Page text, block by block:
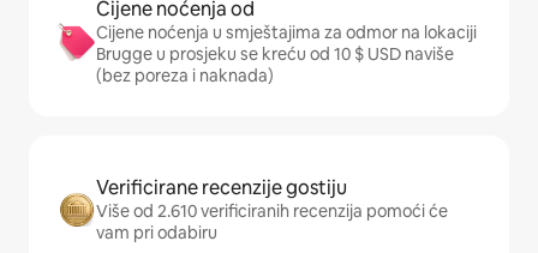
Cijene noćenja od
Cijene noćenja u smještajima za odmor na lokaciji
Brugge u prosjeku se kreću od 10 $ USD naviše
(bez poreza i naknada)
Verificirane recenzije gostiju
Više od 2.610 verificiranih recenzija pomoći će
vam pri odabiru